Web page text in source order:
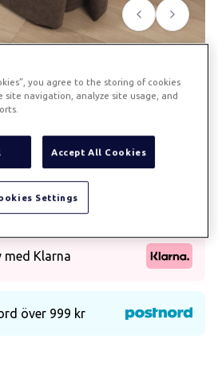
Föregående
Nästa
till
-
till motorsäng
med Klarna
över 999 kr
you agree to the storing of cookies
site navigation, analyze site usage, and
Accept All Cookies
Settings